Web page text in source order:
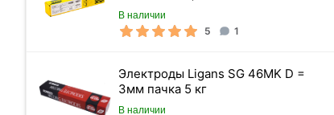
В наличии
5 1
Электроды Ligans SG 46MK D =
3мм пачка 5 кг
В наличии